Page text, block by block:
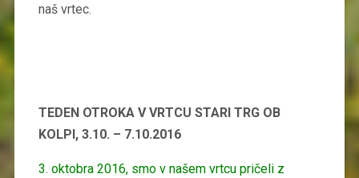
naš vrtec.
TEDEN OTROKA V VRTCU STARI TRG OB
KOLPI, 3.10. – 7.10.2016
3. oktobra 2016, smo v našem vrtcu pričeli z